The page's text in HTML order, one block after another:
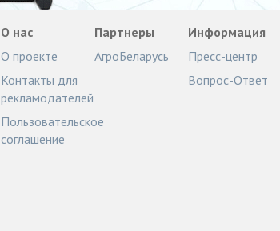
О нас
О проекте
Контакты для
рекламодателей
Пользовательское
соглашение
Партнеры
АгроБеларусь
Информация
Пресс-центр
Вопрос-Ответ